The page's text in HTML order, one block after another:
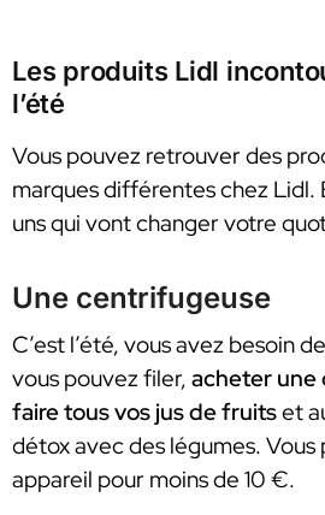
Les produits Lidl
l’été
Vous pouvez retrouver des
marques différentes chez Lidl.
uns qui vont changer votre
Une centrifugeuse
C’est l’été, vous avez besoin
vous pouvez filer, acheter
faire tous vos jus de fruitset
détox avec des légumes.
appareil pour moins de 10 €.